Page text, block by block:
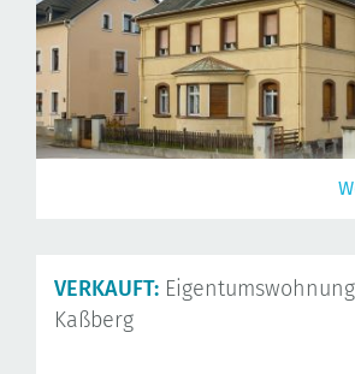
VERKAUFT:
Kaßberg